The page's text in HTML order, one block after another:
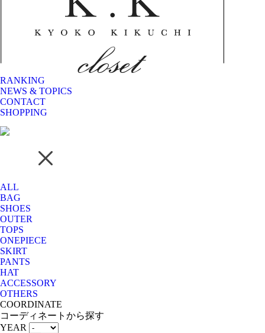
RANKING
NEWS & TOPICS
CONTACT
SHOPPING
ALL
BAG
SHOES
OUTER
TOPS
ONEPIECE
SKIRT
PANTS
HAT
ACCESSORY
OTHERS
COORDINATE
コーディネートから探す
YEAR